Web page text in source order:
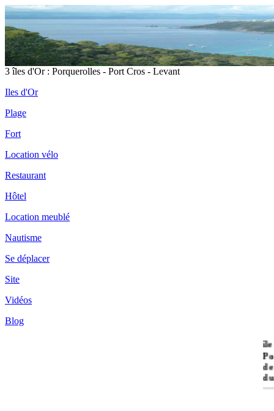
3 îles d'Or : Porquerolles - Port Cros - Levant
Iles d'Or
Plage
Fort
Location vélo
Restaurant
Hôtel
Location meublé
Nautisme
Se déplacer
Site
Vidéos
Blog
île